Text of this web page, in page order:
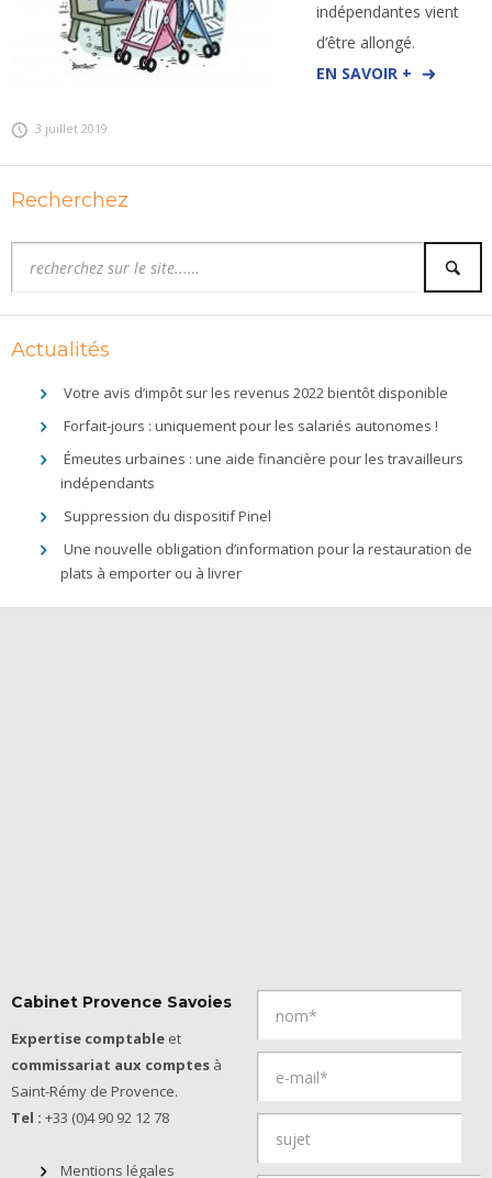
indépendantes vient
d’être allongé.
EN SAVOIR +
3 juillet 2019
Recherchez
Actualités
Votre avis d’impôt sur les revenus 2022 bientôt disponible
Forfait-jours : uniquement pour les salariés autonomes !
Émeutes urbaines : une aide financière pour les travailleurs
indépendants
Suppression du dispositif Pinel
Une nouvelle obligation d’information pour la restauration de
plats à emporter ou à livrer
Cabinet Provence Savoies
Expertise comptable et
commissariat aux comptes à
Saint-Rémy de Provence.
Tel : +33 (0)4 90 92 12 78
Mentions légales